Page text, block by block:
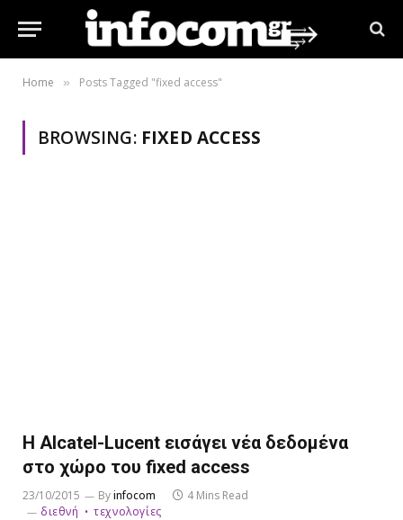
Home » Posts Tagged "fixed access"
BROWSING: FIXED ACCESS
Η Alcatel-Lucent εισάγει νέα δεδομένα
στο χώρο του fixed access
23/10/2015 Byinfocom
4 Mins Read
διεθνή
τεχνολογίες